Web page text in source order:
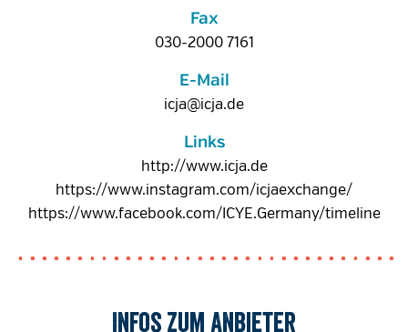
Fax
030-2000 7161
E-Mail
icja@icja.de
Links
http://www.icja.de
https://www.instagram.com/icjaexchange/
https://www.facebook.com/ICYE.Germany/timeline
Infos zum Anbieter